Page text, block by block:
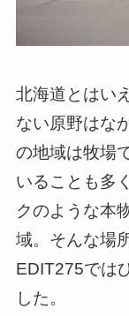
北海道とはい
ない原野はな
の地域は牧場
いることも多
クのような本
域。そんな場
EDIT275では
した。